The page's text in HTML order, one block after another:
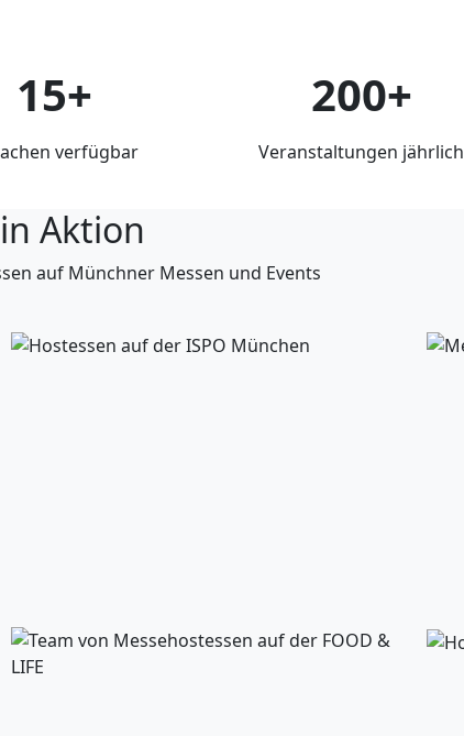
15+
verfügbar
200+
Veranstaltungen jährlich
Aktion
auf Münchner Messen und Events